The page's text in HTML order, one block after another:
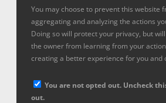
You may choose to prevent this website
aggregating and analyzing the actions
Doing so will protect your privacy, but
the owner from learning from your
creating a better experience for you and
You are not opted out. Uncheck
out.